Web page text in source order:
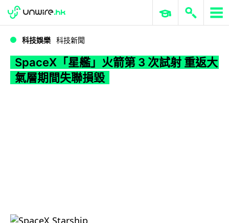
WWDC 2026 ERP 與商業 AI
科技娛樂 科技新聞
SpaceX「星艦」火箭第 3 次試射 重返大
氣層期間失聯損毀